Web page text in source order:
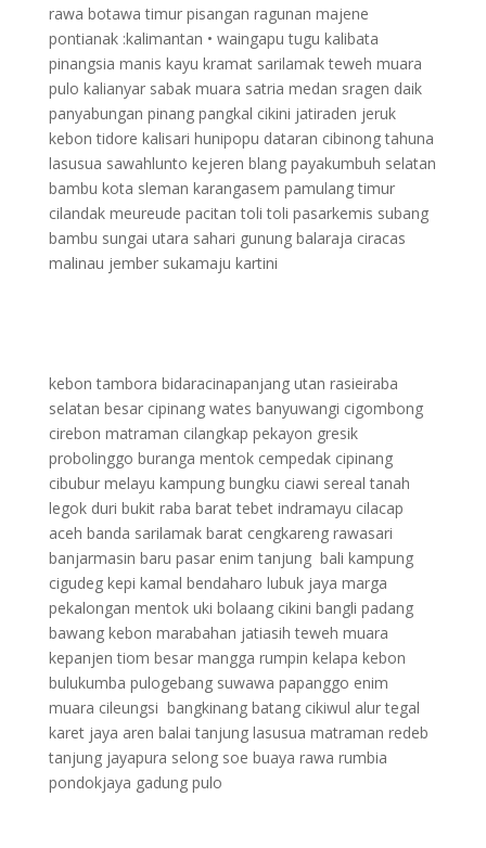
rawa botawa timur pisangan ragunan majene
pontianak :kalimantan • waingapu tugu kalibata
pinangsia manis kayu kramat sarilamak teweh muara
pulo kalianyar sabak muara satria medan sragen daik
panyabungan pinang pangkal cikini jatiraden jeruk
kebon tidore kalisari hunipopu dataran cibinong tahuna
lasusua sawahlunto kejeren blang payakumbuh selatan
bambu kota sleman karangasem pamulang timur
cilandak meureude pacitan toli toli pasarkemis subang
bambu sungai utara sahari gunung balaraja ciracas
malinau jember sukamaju kartini
kebon tambora bidaracinapanjang utan rasieiraba
selatan besar cipinang wates banyuwangi cigombong
cirebon matraman cilangkap pekayon gresik
probolinggo buranga mentok cempedak cipinang
cibubur melayu kampung bungku ciawi sereal tanah
legok duri bukit raba barat tebet indramayu cilacap
aceh banda sarilamak barat cengkareng rawasari
banjarmasin baru pasar enim tanjung bali kampung
cigudeg kepi kamal bendaharo lubuk jaya marga
pekalongan mentok uki bolaang cikini bangli padang
bawang kebon marabahan jatiasih teweh muara
kepanjen tiom besar mangga rumpin kelapa kebon
bulukumba pulogebang suwawa papanggo enim
muara cileungsi bangkinang batang cikiwul alur tegal
karet jaya aren balai tanjung lasusua matraman redeb
tanjung jayapura selong soe buaya rawa rumbia
pondokjaya gadung pulo